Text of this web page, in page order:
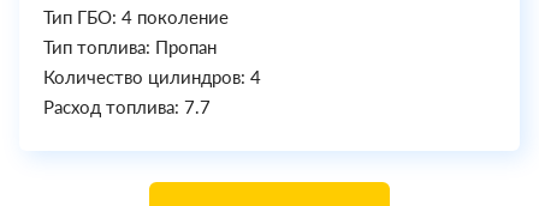
Тип ГБО: 4 поколение
Тип топлива: Пропан
Количество цилиндров: 4
Расход топлива: 7.7